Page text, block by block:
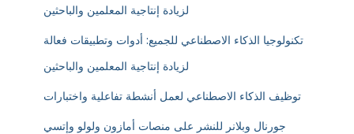
لزيادة إنتاجية المعلمين والباحثين
تكنولوجيا الذكاء الاصطناعي للجميع: أدوات وتطبيقات فعالة
لزيادة إنتاجية المعلمين والباحثين
توظيف الذكاء الاصطناعي لعمل أنشطة تفاعلية واختبارات
جورنال وبلانر للنشر على منصات أمازون ولولو وإتسي